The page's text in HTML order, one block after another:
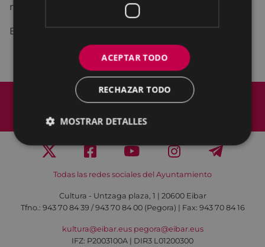
muy entretenido.
Entrada: 8 € - 6 € COLISEOAREN LAGUNA
Mapa del Sitio
Aviso legal
Política de cookies
Contacto
Accesibilidad
Todas las redes sociales del Ayuntamiento
Cultura - Untzaga plaza, 1 | 20600 Eibar
Tfno.: 943 70 84 39 / 943 70 84 00 (Pegora) | Fax: 943 70 84 16
kultura@eibar.eus pegora@eibar.eus
IFZ: P2003100A | DIR3 L01200300
ACEPTAR TODO
RECHAZAR TODO
MOSTRAR DETALLES